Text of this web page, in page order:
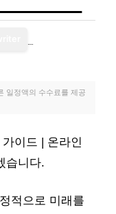
일정액의 수수료를 제공
이드 | 온라인
습니다.
적으로 미래를